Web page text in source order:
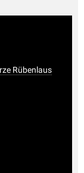
Rübenlaus